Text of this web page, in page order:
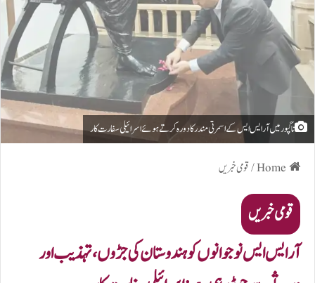
ناگپور میں آر ایس ایس کے اسمرتی مندر کا دورہ کرتے ہوئے اسرائیلی سفارت کار
/قومی خبریں
قومی خبریں
آر ایس ایس نوجوانوں کو ہندوستان کی جڑوں، تہذیب اور